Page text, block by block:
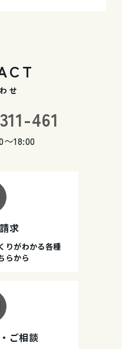
せ
461
〜18:00
求
りがわかる各種
らから
ご相談